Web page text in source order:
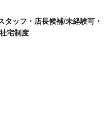
タッフ・店長候補/未経験可・
宅制度